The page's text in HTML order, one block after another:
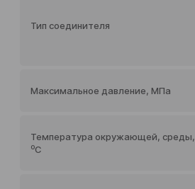
Тип соединителя
Максимальное давление, МПа
Температура окружающей, среды,
⁰С